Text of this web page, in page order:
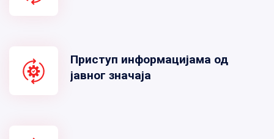
Приступ информацијама од
јавног значаја